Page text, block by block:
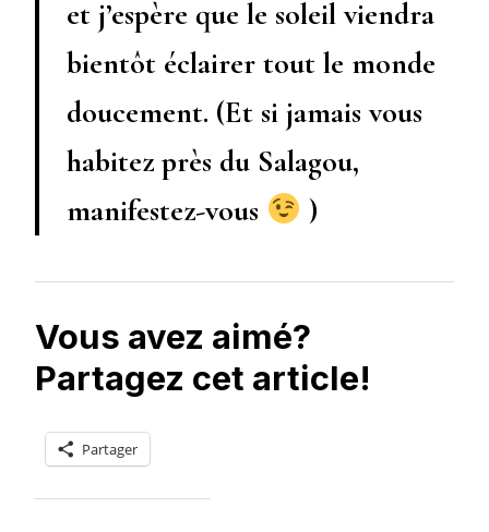
et j’espère que le soleil viendra
bientôt éclairer tout le monde
doucement. (Et si jamais vous
habitez près du Salagou,
manifestez-vous
)
Vous avez aimé?
Partagez cet article!
Partager